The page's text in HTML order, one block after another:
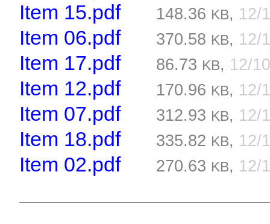
Item 15.pdf 148.36 KB, 12/
Item 06.pdf 370.58 KB, 12/
Item 17.pdf 86.73 KB, 12/
Item 12.pdf 170.96 KB, 12/
Item 07.pdf 312.93 KB, 12/
Item 18.pdf 335.82 KB, 12/
Item 02.pdf 270.63 KB, 12/